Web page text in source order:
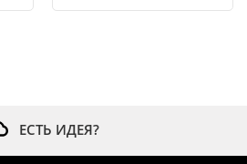
ЕСТЬ ИДЕЯ?